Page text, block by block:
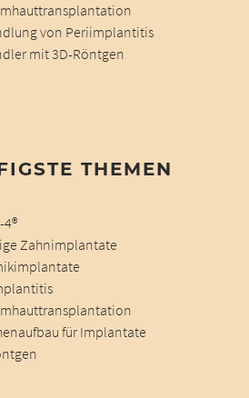
von Periimplantitis
mit 3D-Röntgen
THEMEN
Zahnimplantate
für Implantate